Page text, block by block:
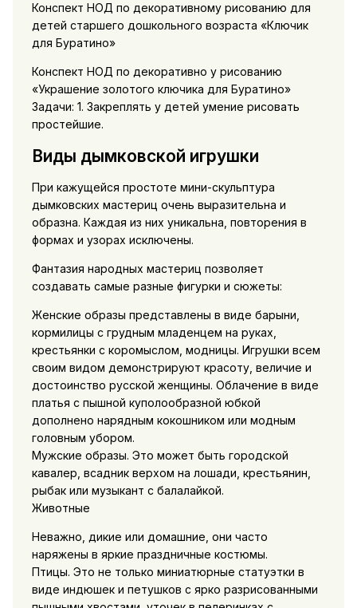
Конспект НОД по декоративному рисованию для
детей старшего дошкольного возраста «Ключик
для Буратино»
Конспект НОД по декоративно у рисованию
«Украшение золотого ключика для Буратино»
Задачи: 1. Закреплять у детей умение рисовать
простейшие.
Виды дымковской игрушки
При кажущейся простоте мини-скульптура
дымковских мастериц очень выразительна и
образна. Каждая из них уникальна, повторения в
формах и узорах исключены.
Фантазия народных мастериц позволяет
создавать самые разные фигурки и сюжеты:
Женские образы представлены в виде барыни,
кормилицы с грудным младенцем на руках,
крестьянки с коромыслом, модницы. Игрушки всем
своим видом демонстрируют красоту, величие и
достоинство русской женщины. Облачение в виде
платья с пышной куполообразной юбкой
дополнено нарядным кокошником или модным
головным убором.
Мужские образы. Это может быть городской
кавалер, всадник верхом на лошади, крестьянин,
рыбак или музыкант с балалайкой.
Животные
Неважно, дикие или домашние, они часто
наряжены в яркие праздничные костюмы.
Птицы. Это не только миниатюрные статуэтки в
виде индюшек и петушков с ярко разрисованными